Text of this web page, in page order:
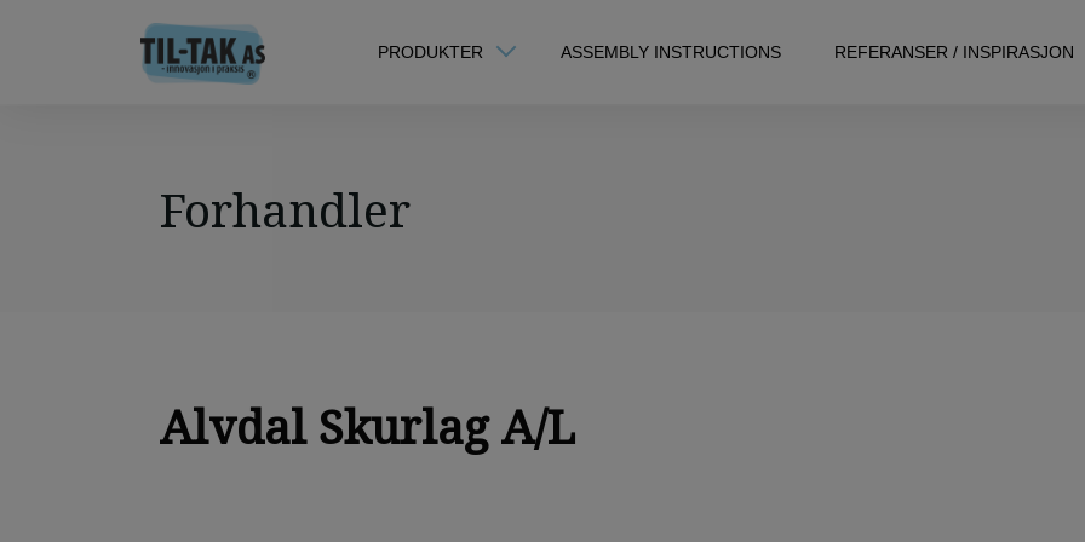
PRODUKTER ASSEMBLY INSTRUCTIONS REFERANSER / INSPIRASJON
Forhandler
Alvdal Skurlag A/L